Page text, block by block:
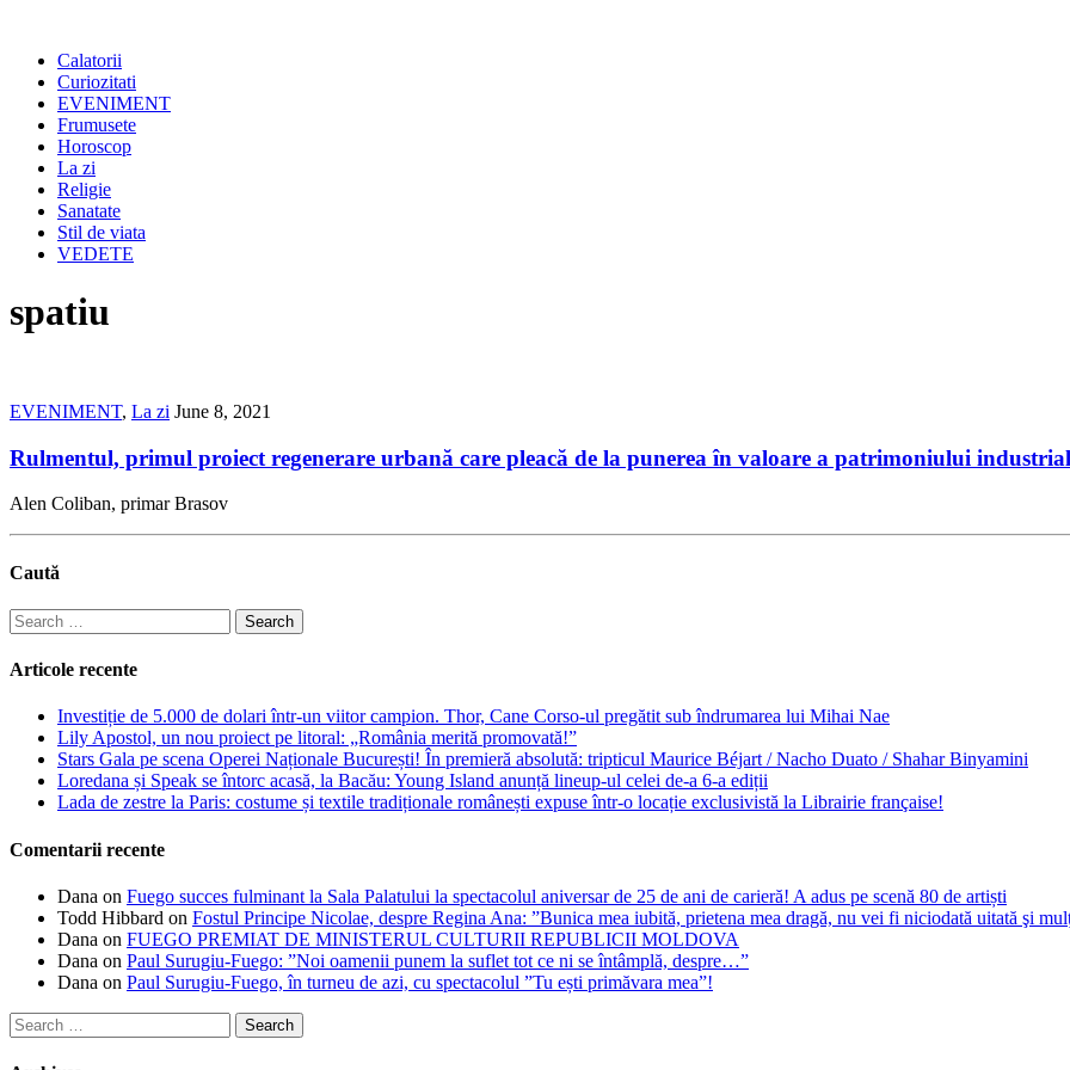
Calatorii
Curiozitati
EVENIMENT
Frumusete
Horoscop
La zi
Religie
Sanatate
Stil de viata
VEDETE
spatiu
EVENIMENT, La zi June 8, 2021
Rulmentul, primul proiect regenerare urbană care pleacă de la punerea în valoare a patrimoniului
Alen Coliban, primar Brasov
Caută
Search
for:
Articole recente
Investiție de 5.000 de dolari într-un viitor campion. Thor, Cane Corso-ul pregătit sub îndrumarea lui Mihai Nae
Lily Apostol, un nou proiect pe litoral: „România merită promovată!”
Stars Gala pe scena Operei Naționale București! În premieră absolută: tripticul Maurice Béjart / Nacho Duato / Shahar Binyamini
Loredana și Speak se întorc acasă, la Bacău: Young Island anunță lineup-ul celei de-a 6-a ediții
Lada de zestre la Paris: costume și textile tradiționale românești expuse într-o locație exclusivistă la Librairie française!
Comentarii recente
Dana on Fuego succes fulminant la Sala Palatului la spectacolul aniversar de 25 de ani de carieră! A adus pe scenă 80 de artiști
Todd Hibbard on Fostul Principe Nicolae, despre Regina Ana: ”Bunica mea iubită, prietena mea dragă, nu vei fi niciodată uitată şi
Dana on FUEGO PREMIAT DE MINISTERUL CULTURII REPUBLICII MOLDOVA
Dana on Paul Surugiu-Fuego: ”Noi oamenii punem la suflet tot ce ni se întâmplă, despre…”
Dana on Paul Surugiu-Fuego, în turneu de azi, cu spectacolul ”Tu ești primăvara mea”!
Search
for: